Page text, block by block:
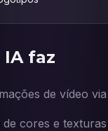
IA faz
de vídeo
cores e